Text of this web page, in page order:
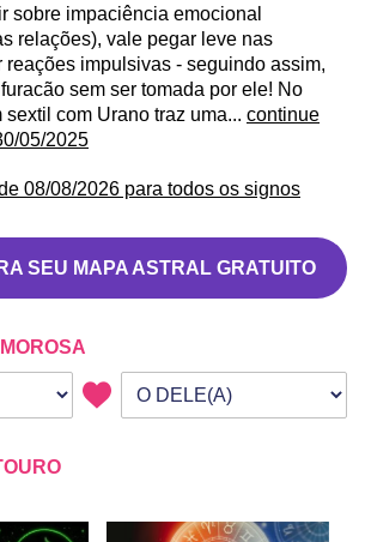
sobre impaciência emocional
relações), vale pegar leve nas
reações impulsivas - seguindo assim,
sem ser tomada por ele! No
com Urano traz uma... continue
05/2025
08/08/2026 para todos os signos
SEU MAPA ASTRAL GRATUITO